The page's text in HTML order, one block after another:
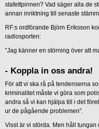
stafettpinnen? Vad säger alla de
annan inriktning till senaste
RF:s ordförande Björn Eriksson
radiosporten:
”Jag känner en störning över att
- Koppla in oss andra!
För att vi ska rå på tendenserna
kriminalitet måste vi göra som
andra så vi kan hjälpa till i det
ur de pågående problemen”.
Visst är vi störda. Men håll